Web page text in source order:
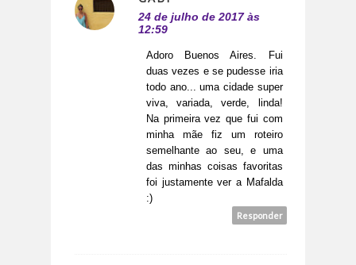
24 de julho de 2017 às
12:59
Adoro Buenos Aires. Fui
duas vezes e se pudesse iria
todo ano... uma cidade super
viva, variada, verde, linda!
Na primeira vez que fui com
minha mãe fiz um roteiro
semelhante ao seu, e uma
das minhas coisas favoritas
foi justamente ver a Mafalda
:)
Responder